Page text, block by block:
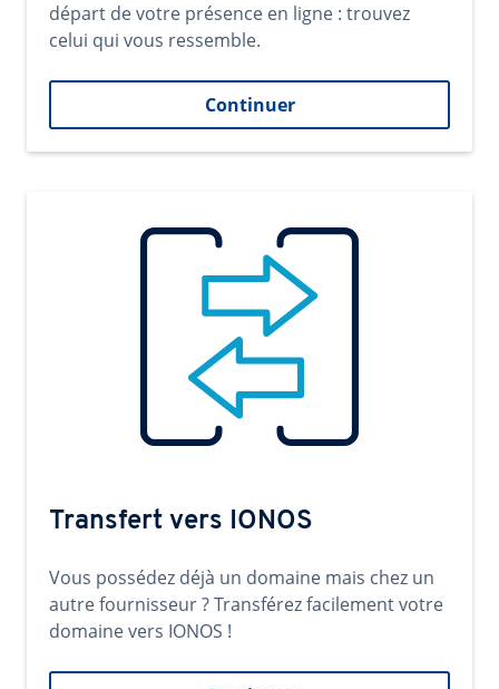
départ de votre présence en ligne : trouvez
celui qui vous ressemble.
Continuer
Transfert vers IONOS
Vous possédez déjà un domaine mais chez un
autre fournisseur ? Transférez facilement votre
domaine vers IONOS !